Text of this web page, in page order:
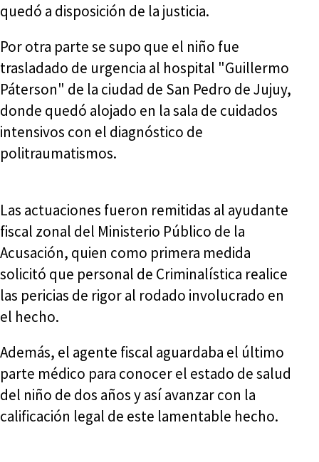
quedó a disposición de la justicia.
Por otra parte se supo que el niño fue
trasladado de urgencia al hospital "Guillermo
Páterson" de la ciudad de San Pedro de Jujuy,
donde quedó alojado en la sala de cuidados
intensivos con el diagnóstico de
politraumatismos.
Las actuaciones fueron remitidas al ayudante
fiscal zonal del Ministerio Público de la
Acusación, quien como primera medida
solicitó que personal de Criminalística realice
las pericias de rigor al rodado involucrado en
el hecho.
Además, el agente fiscal aguardaba el último
parte médico para conocer el estado de salud
del niño de dos años y así avanzar con la
calificación legal de este lamentable hecho.